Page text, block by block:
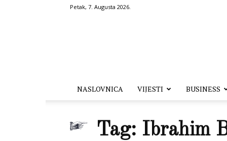
Petak, 7. Augusta 2026.
NASLOVNICA VIJESTI BUSINESS
Tag: Ibrahim